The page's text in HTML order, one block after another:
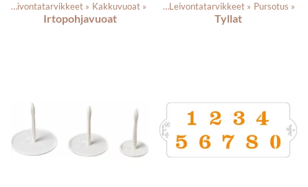
Leivontatarvikkeet ‪» Kakkuvuoat ‪»
Irtopohjavuoat
Tuotteet ‪» Leivontatarvikkeet ‪» Pursotus ‪»
Tyllat